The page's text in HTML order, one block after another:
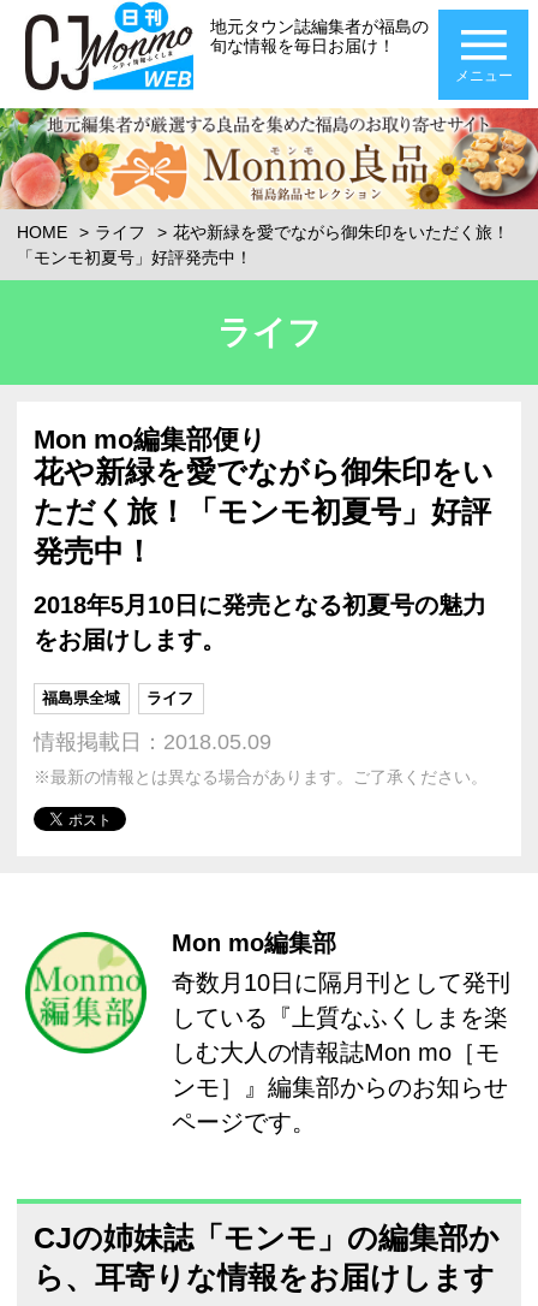
地元タウン誌編集者が福島の
旬な情報を毎日お届け！
メニュー
HOME ライフ
花や新緑を愛でながら御朱印をいただく旅！
「モンモ初夏号」好評発売中！
ライフ
Mon mo編集部便り
花や新緑を愛でながら御朱印をい
ただく旅！「モンモ初夏号」好評
発売中！
2018年5月10日に発売となる初夏号の魅力
をお届けします。
福島県全域 ライフ
情報掲載日：2018.05.09
※最新の情報とは異なる場合があります。ご了承ください。
Mon mo編集部
奇数月10日に隔月刊として発刊
している『上質なふくしまを楽
しむ大人の情報誌Mon mo［モ
ンモ］』編集部からのお知らせ
ページです。
CJの姉妹誌「モンモ」の編集部か
ら、耳寄りな情報をお届けします